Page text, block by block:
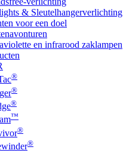
& Sleutelhangerverlichting
voor een doel
en infrarood zaklampen
®
®
®
™
®
®